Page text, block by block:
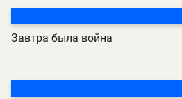
Завтра была война